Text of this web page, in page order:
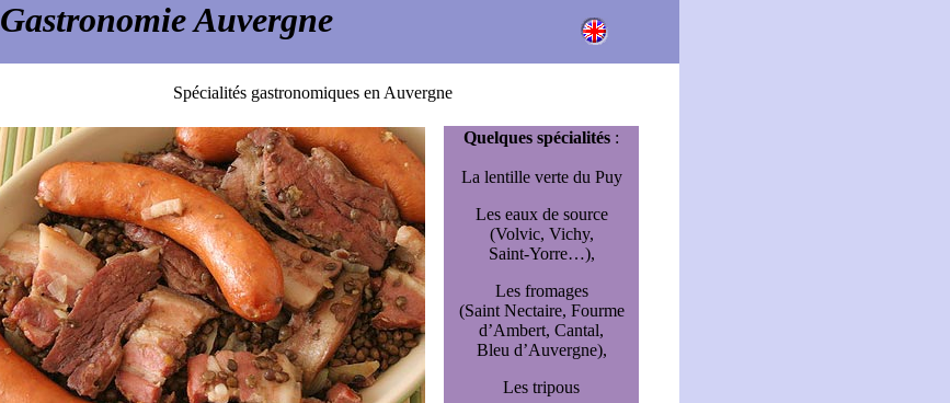
Gastronomie Auvergne
Spécialités gastronomiques en Auvergne
Quelques spécialités :
La lentille verte du Puy
Les eaux de source
(Volvic, Vichy,
Saint-Yorre…),
Les fromages
(Saint Nectaire, Fourme
d’Ambert, Cantal,
Bleu d’Auvergne),
Les tripous